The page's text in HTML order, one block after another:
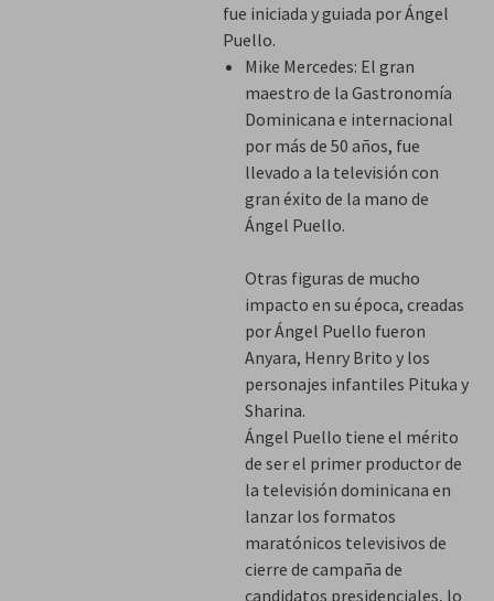
fue iniciada y guiada por Ángel
Puello.
Mike Mercedes: El gran
maestro de la Gastronomía
Dominicana e internacional
por más de 50 años, fue
llevado a la televisión con
gran éxito de la mano de
Ángel Puello.
Otras figuras de mucho
impacto en su época, creadas
por Ángel Puello fueron
Anyara, Henry Brito y los
personajes infantiles Pituka y
Sharina.
Ángel Puello tiene el mérito
de ser el primer productor de
la televisión dominicana en
lanzar los formatos
maratónicos televisivos de
cierre de campaña de
candidatos presidenciales, lo